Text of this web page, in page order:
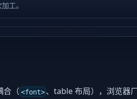
工。
合（ <font> 、table 布局），浏览器